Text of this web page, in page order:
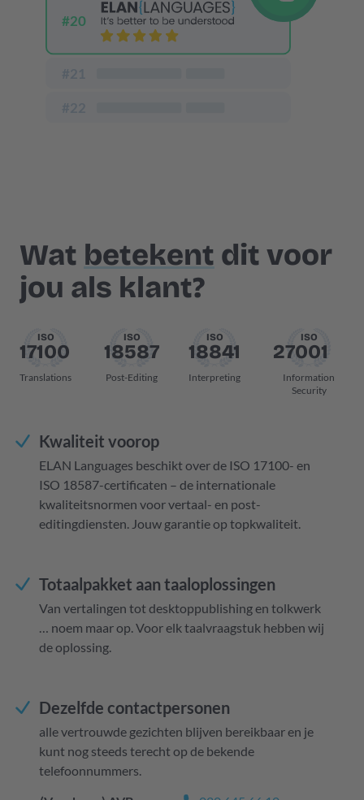
Wat betekent dit voor
jou als klant?
ISO
17100
Translations
ISO
18587
Post-Editing
ISO
18841
Interpreting
ISO
27001
Information
Security
Kwaliteit voorop
ELAN Languages beschikt over de ISO 17100- en
ISO 18587-certificaten – de internationale
kwaliteitsnormen voor vertaal- en post-
editingdiensten. Jouw garantie op topkwaliteit.
Totaalpakket aan taaloplossingen
Van vertalingen tot desktoppublishing en tolkwerk
… noem maar op. Voor elk taalvraagstuk hebben wij
de oplossing.
Dezelfde contactpersonen
alle vertrouwde gezichten blijven bereikbaar en je
kunt nog steeds terecht op de bekende
telefoonnummers.